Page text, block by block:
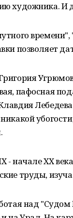
художника. И
позволяет
пафосная
- начале XX
труды,
над "Судом